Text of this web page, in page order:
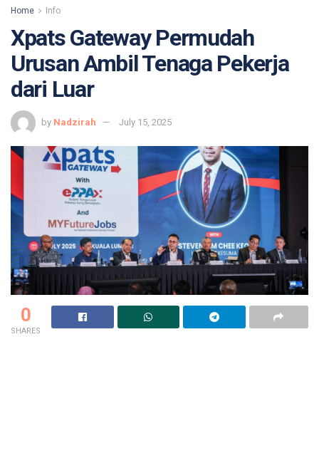
Home Info
Xpats Gateway Permudah
Urusan Ambil Tenaga Pekerja
dari Luar
by Nadzirah July 15, 2025
0
SHARES